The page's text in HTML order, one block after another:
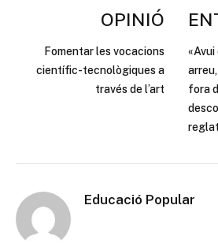
OPINIÓ
Fomentar les vocacions
científic-tecnològiques a
través de l’art
«Avui
fora
Educació Popular